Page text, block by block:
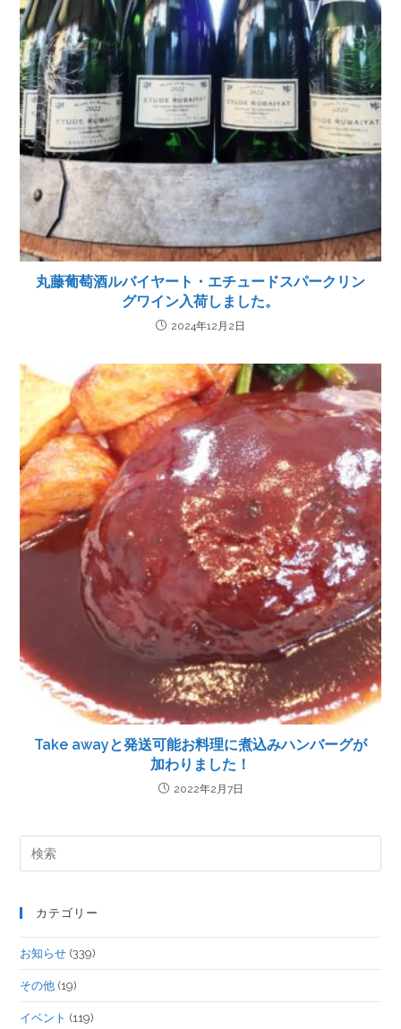
丸藤葡萄酒ルバイヤート・エチュードスパークリン
グワイン入荷しました。
2024年12月2日
Take awayと発送可能お料理に煮込みハンバーグが
加わりました！
2022年2月7日
カテゴリー
お知らせ (339)
その他 (19)
イベント (119)